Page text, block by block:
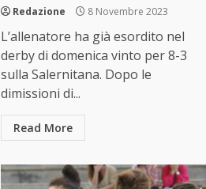
Redazione 8 Novembre 2023
L’allenatore ha già esordito nel
derby di domenica vinto per 8-3
sulla Salernitana. Dopo le
dimissioni di...
Read More